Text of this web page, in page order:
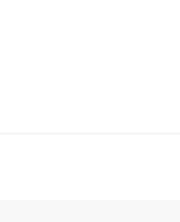
on the product page